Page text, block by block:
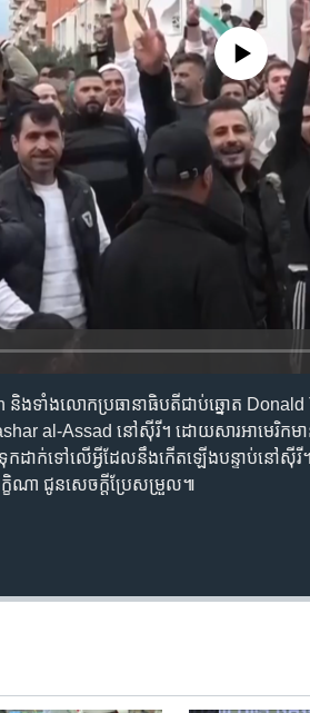
No media source
ង​ទាំងលោក​ប្រធានាធិបតី​ជាប់ឆ្នោត Donald
al-Assad នៅ​ស៊ីរី។ ដោយសារ​អាមេរិក​
ក​ដាក់​ទៅលើ​អ្វី​ដែល​នឹង​កើត​ឡើង​បន្ទាប់​នៅ​ស៊ី
ខិណា ជូនសេចក្តី​ប្រែសម្រួល៕